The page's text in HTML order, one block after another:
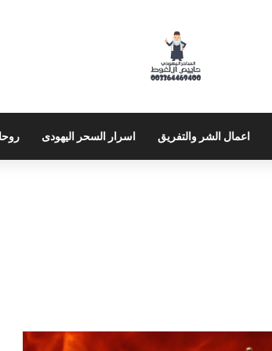
اعمال الشر والتفريق اسرار السحر اليهودى